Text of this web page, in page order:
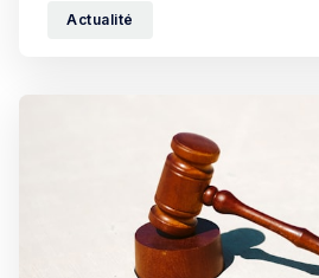
Chambre de commerce et
Actualité